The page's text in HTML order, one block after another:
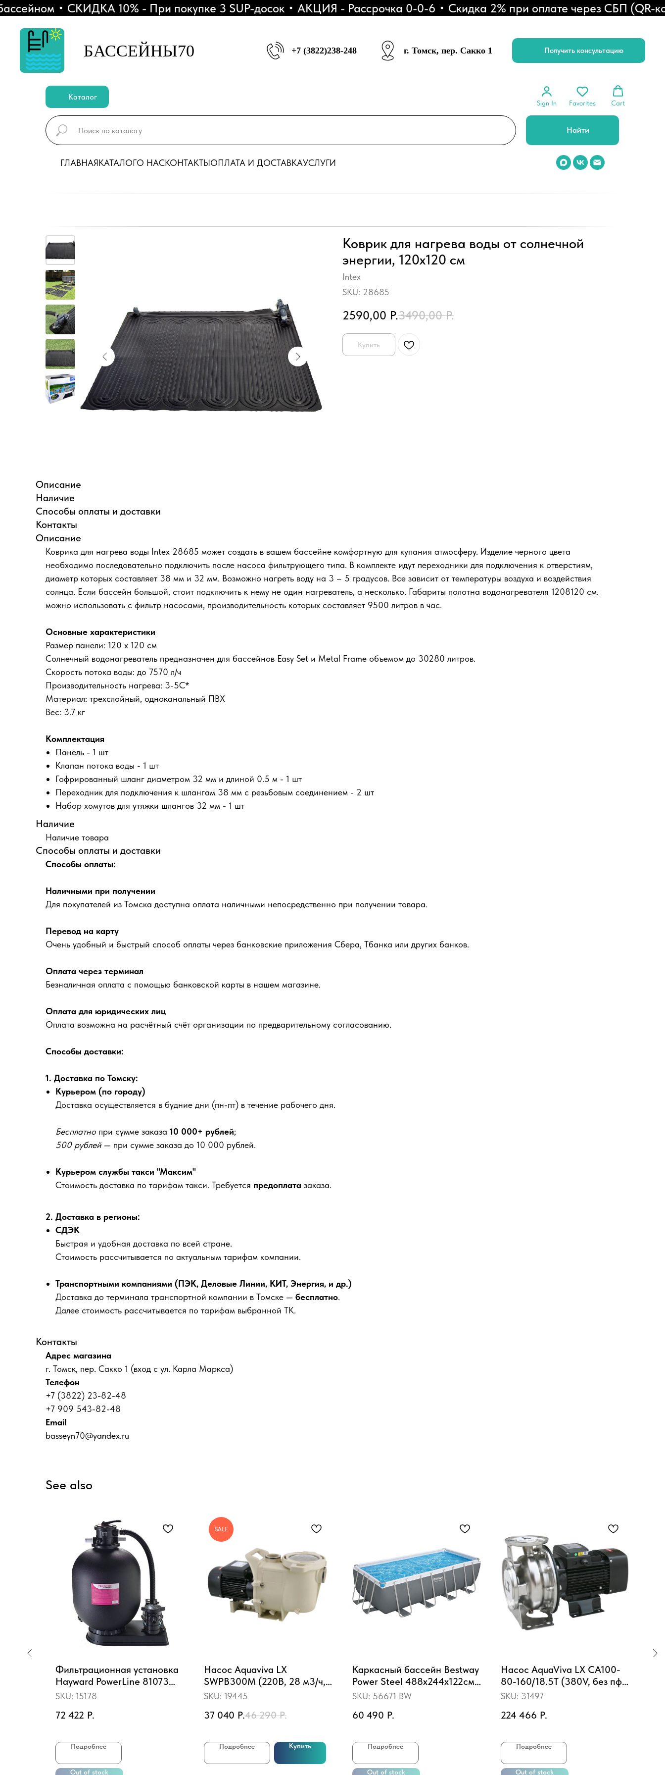
СКИДКА 10% - При покупке 3 SUP-досок АКЦИЯ - Рассрочка 0-0-6 Скидка 2% при оплате через СБП (QR-код)
БАССЕЙНЫ70 +7 (3822)238-248 г. Томск, пер. Сакко 1 Получить консультацию
Каталог
Sign In Favorites Cart
Найти
ГЛАВНАЯКАТАЛОГО НАСКОНТАКТЫОПЛАТА И ДОСТАВКАУСЛУГИ
Коврик для нагрева воды от солнечной
энергии, 120х120 см
Intex
SKU: 28685
2590,00 Р.3490,00 Р.
Купить
Описание
Наличие
Способы оплаты и доставки
Контакты
Описание
Коврика для нагрева воды Intex 28685 может создать в вашем бассейне комфортную для купания атмосферу. Изделие черного цвета
необходимо последовательно подключить после насоса фильтрующего типа. В комплекте идут переходники для подключения к отверстиям,
диаметр которых составляет 38 мм и 32 мм. Возможно нагреть воду на 3 – 5 градусов. Все зависит от температуры воздуха и воздействия
солнца. Если бассейн большой, стоит подключить к нему не один нагреватель, а несколько. Габариты полотна водонагревателя 1208120 см.
можно использовать с фильтр насосами, производительность которых составляет 9500 литров в час.
Основные характеристики
Размер панели: 120 х 120 см
Солнечный водонагреватель предназначен для бассейнов Easy Set и Metal Frame объемом до 30280 литров.
Скорость потока воды: до 7570 л/ч
Производительность нагрева: 3-5С*
Материал: трехслойный, одноканальный ПВХ
Вес: 3.7 кг
Комплектация
Панель - 1 шт
Клапан потока воды - 1 шт
Гофрированный шланг диаметром 32 мм и длиной 0.5 м - 1 шт
Переходник для подключения к шлангам 38 мм с резьбовым соединением - 2 шт
Набор хомутов для утяжки шлангов 32 мм - 1 шт
Наличие
Наличие товара
Способы оплаты и доставки
Способы оплаты:
Наличными при получении
Для покупателей из Томска доступна оплата наличными непосредственно при получении товара.
Перевод на карту
Очень удобный и быстрый способ оплаты через банковские приложения Сбера, Тбанка или других банков.
Оплата через терминал
Безналичная оплата с помощью банковской карты в нашем магазине.
Оплата для юридических лиц
Оплата возможна на расчётный счёт организации по предварительному согласованию.
Способы доставки:
1. Доставка по Томску:
Курьером (по городу)
Доставка осуществляется в будние дни (пн-пт) в течение рабочего дня.
Бесплатно при сумме заказа 10 000+ рублей;
500 рублей — при сумме заказа до 10 000 рублей.
Курьером службы такси "Максим"
Стоимость доставка по тарифам такси. Требуется предоплата заказа.
2. Доставка в регионы:
СДЭК
Быстрая и удобная доставка по всей стране.
Стоимость рассчитывается по актуальным тарифам компании.
Транспортными компаниями (ПЭК, Деловые Линии, КИТ, Энергия, и др.)
Доставка до терминала транспортной компании в Томске — бесплатно.
Далее стоимость рассчитывается по тарифам выбранной ТК.
Контакты
Адрес магазина
г. Томск, пер. Сакко 1 (вход с ул. Карла Маркса)
Телефон
+7 (3822) 23-82-48
+7 909 543-82-48
Email
basseyn70@yandex.ru
See also
Фильтрационная установка
Hayward PowerLine 81073
(D611)
SKU: 15178
72 422 Р.
Подробнее
Out of stock
SALE
Насос Aquaviva LX
SWPB300M (220В, 28 м3/ч,
3HP)
SKU: 19445
37 040 Р.46 290 Р.
Подробнее Купить
Каркасный бассейн Bestway
Power Steel 488х244х122см,
11532л, песч.фил.-нас.
доз
SKU: 56671 BW
60 490 Р.
Подробнее
Out of stock
Насос AquaViva LX CA100-
80-160/18.5T (380V, без пф,
192m3/h*25m, 18,5kW)
SKU: 31497
224 466 Р.
Подробнее
Out of stock